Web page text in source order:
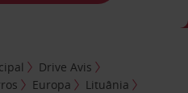
Drive Avis
Europa
Lituânia